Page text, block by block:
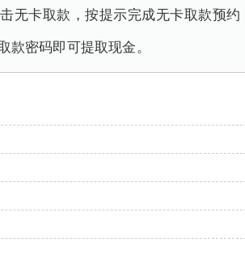
无卡取款，按提示完成无卡取款预约
密码即可提取现金。